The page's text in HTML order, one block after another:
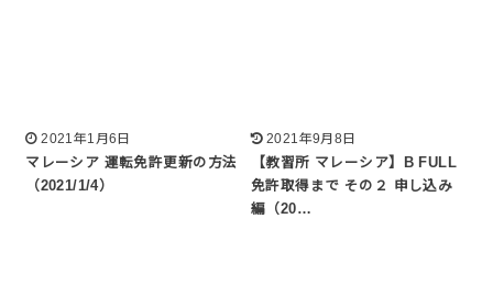
2021年1月6日
マレーシア 運転免許更新の方法
（2021/1/4）
2021年9月8日
【教習所 マレーシア】B FULL
免許取得まで その２ 申し込み
編（20…